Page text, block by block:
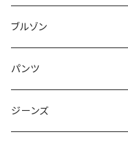
50/XL～
48/L
50/XL～
46/M
48/L
50/XL～
～44/S
46/M
48/L
ブルゾン
～44/S
46/M
パンツ
～44/S
ジーンズ